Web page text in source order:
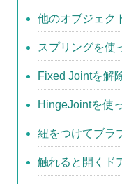
他のオブジェク
スプリングを使
Fixed Jointを解
HingeJointを使
紐をつけてブラ
触れると開くド